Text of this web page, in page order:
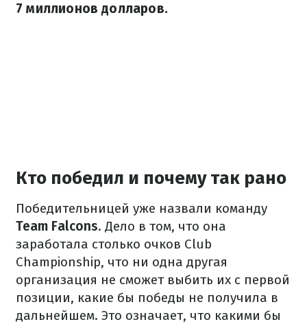
7 миллионов долларов.
Кто победил и почему так рано
Победительницей уже назвали команду
Team Falcons. Дело в том, что она
заработала столько очков Club
Championship, что ни одна другая
организация не сможет выбить их с первой
позиции, какие бы победы не получила в
дальнейшем. Это означает, что какими бы